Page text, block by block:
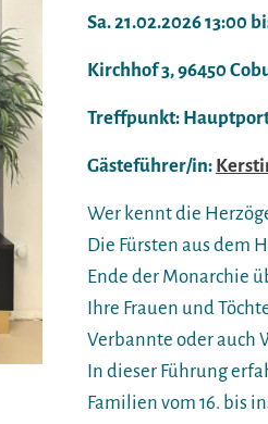
Sa. 21.02.2026 13:00
Kirchhof 3, 96450
Treffpunkt:
Gästeführer/in:
Wer kennt die
Die Fürsten aus dem
Ende der Monarchie
Ihre Frauen und
Verbannte oder auch
In dieser Führung
Familien vom 16. bis